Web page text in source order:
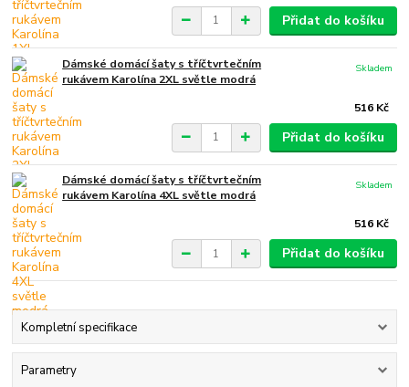
Přidat do košíku
Dámské domácí šaty s tříčtvrtečním
rukávem Karolína 2XL světle modrá
516 Kč
Skladem
Přidat do košíku
Dámské domácí šaty s tříčtvrtečním
rukávem Karolína 4XL světle modrá
516 Kč
Skladem
Přidat do košíku
Kompletní specifikace
Parametry